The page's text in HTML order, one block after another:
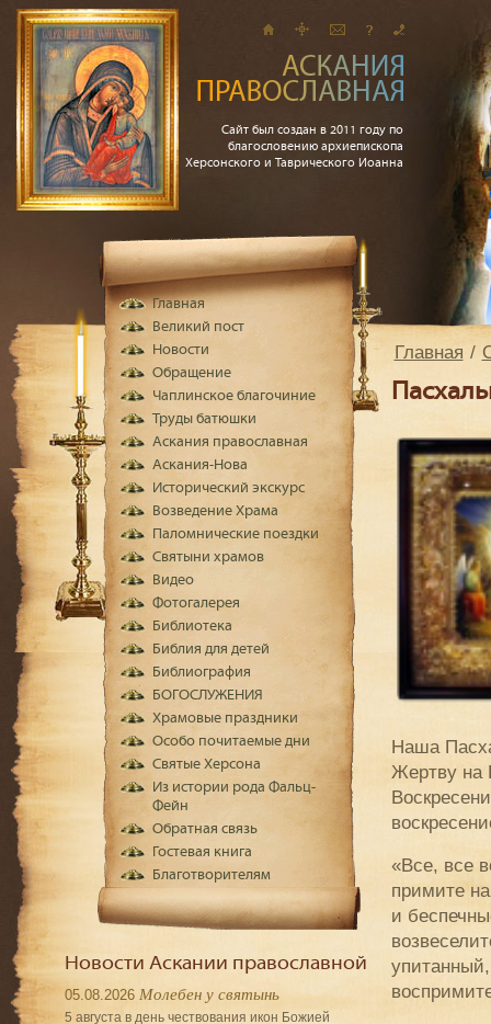
Сайт был создан в 2011 году по
благословению архиепископа
Херсонского и Таврического Иоанна
Главная
Наша
Жертву на
«Все, все
примите
и
Главная
Великий пост
Новости
Обращение
Чаплинское благочиние
Труды батюшки
Аскания православная
Аскания-Нова
Исторический экскурс
Возведение Храма
Паломнические поездки
Святыни храмов
Видео
Фотогалерея
Библиотека
Библия для детей
Библиография
БОГОСЛУЖЕНИЯ
Храмовые праздники
Особо почитаемые дни
Святые Херсона
Из истории рода Фальц-
Фейн
Обратная связь
Гостевая книга
Благотворителям
Новости Аскании православной
05.08.2026 Молебен у святынь
5 августа в день чествования икон Божией